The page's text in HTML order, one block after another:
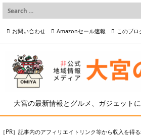
大宮の最新情報とグルメ、ガジェット
お問い合わせ Amazonセール速報 このブロ
プライバシーポリシー等
［PR］記事内のアフィリエイトリンク等から収入を得